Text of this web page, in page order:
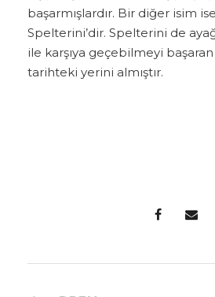
başarmışlardır. Bir diğer isim
Spelterini’dir. Spelterini de
ile karşıya geçebilmeyi
tarihteki yerini almıştır.